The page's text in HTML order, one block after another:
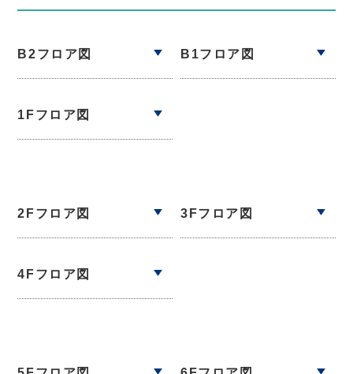
B2フロア図 B1フロア図
1Fフロア図
2Fフロア図 3Fフロア図
4Fフロア図